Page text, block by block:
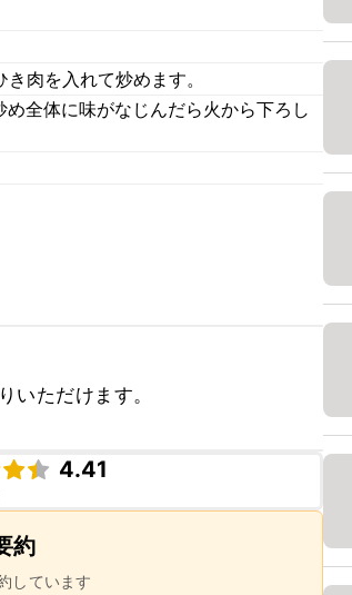
肉を入れて炒めます。
全体に味がなじんだら火から下ろし
いただけます。
4.41
約
しています